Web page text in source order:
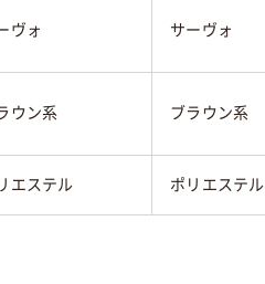
ヴォ サーヴォ
ウン系 ブラウン系
エステル ポリエステル